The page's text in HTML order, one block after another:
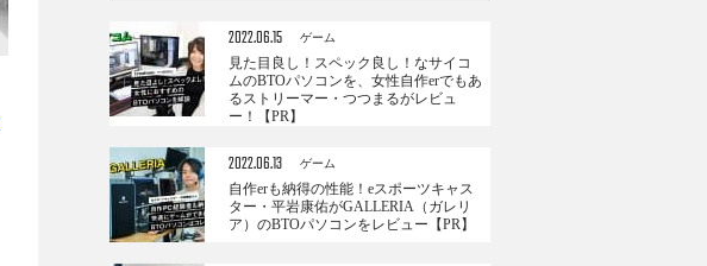
2022.06.15 ゲーム
見た目良し！スペック良し！なサイコ
ムのBTOパソコンを、女性自作erでもあ
るストリーマー・つつまるがレビュ
ー！【PR】
2022.06.13 ゲーム
自作erも納得の性能！eスポーツキャス
ター・平岩康佑がGALLERIA（ガレリ
ア）のBTOパソコンをレビュー【PR】